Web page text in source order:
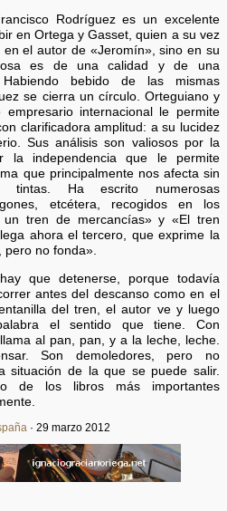
Rodríguez es un excelente
en Ortega y Gasset, quien a su vez
el autor de «Jeromín», sino en su
es de una calidad y de una
Habiendo bebido de las mismas
se cierra un círculo. Orteguiano y
internacional le permite
clarificadora amplitud: a su lucidez
Sus análisis son valiosos por la
la independencia que le permite
que principalmente nos afecta sin
tintas. Ha escrito numerosas
etcétera, recogidos en los
un tren de mercancías» y «El tren
ahora el tercero, que exprime la
pero no fonda».
que detenerse, porque todavía
antes del descanso como en el
del tren, el autor ve y luego
el sentido que tiene. Con
al pan, pan, y a la leche, leche.
Son demoledores, pero no
situación de la que se puede salir.
de los libros más importantes
· 29 marzo 2012